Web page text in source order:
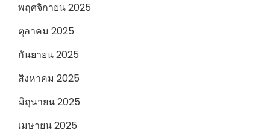
พฤศจิกายน 2025
ตุลาคม 2025
กันยายน 2025
สิงหาคม 2025
มิถุนายน 2025
เมษายน 2025